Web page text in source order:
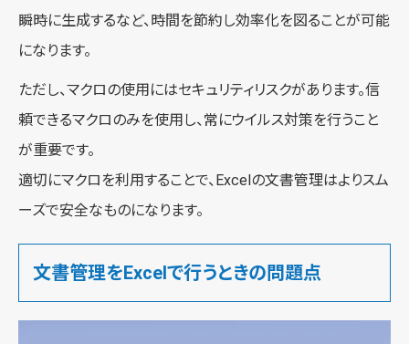
瞬時に生成するなど、時間を節約し効率化を図ることが可能
になります。
ただし、マクロの使用にはセキュリティリスクがあります。信
頼できるマクロのみを使用し、常にウイルス対策を行うこと
が重要です。
適切にマクロを利用することで、Excelの文書管理はよりスム
ーズで安全なものになります。
文書管理をExcelで行うときの問題点